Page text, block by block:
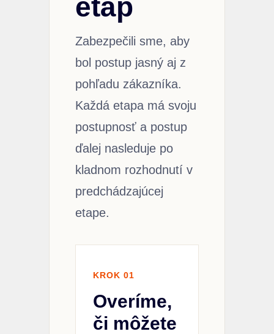
etáp
Zabezpečili sme, aby
bol postup jasný aj z
pohľadu zákazníka.
Každá etapa má svoju
postupnosť a postup
ďalej nasleduje po
kladnom rozhodnutí v
predchádzajúcej
etape.
KROK 01
Overíme,
či môžete